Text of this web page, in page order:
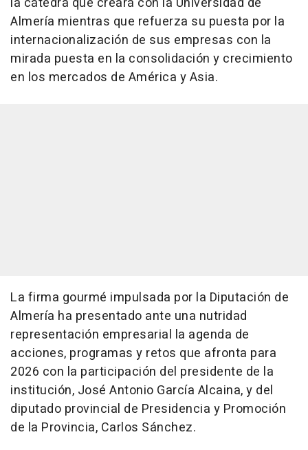
Almería mientras que refuerza su puesta por la
internacionalización de sus empresas con la
mirada puesta en la consolidación y crecimiento
en los mercados de América y Asia.
La firma gourmé impulsada por la Diputación de
Almería ha presentado ante una nutridad
representación empresarial la agenda de
acciones, programas y retos que afronta para
2026 con la participación del presidente de la
institución, José Antonio García Alcaina, y del
diputado provincial de Presidencia y Promoción
de la Provincia, Carlos Sánchez.